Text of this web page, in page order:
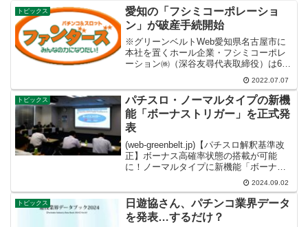
トピックス
愛知の「フシミコーポレーショ
ン」が破産手続開始
※グリーンベルトWeb愛知県名古屋市に
本社を置くホール企業・フシミコーポレ
ーション㈱（深谷友尋代表取締役）は6月
30日事業を停止し、破産手続開始申立の
準備に入ったと報じられています。負債
総額は関連会社2社（フロンヴィルテクノ
㈱、フロンヴィル...
2022.07.07
トピックス
パチスロ・ノーマルタイプの新機
能「ボーナストリガー」を正式発
表
(web-greenbelt.jp)【パチスロ解釈基準改
正】ボーナス高確率状態の搭載が可能
に！ノーマルタイプに新機能「ボーナス
トリガー」登場日工組と日電協は8月26
日、東京都台東区の日電協会議室で「新
しい遊技性のパチスロ」に関する記者会
見を...
2024.09.02
トピックス
日遊協さん、パチンコ業界データ
を発表…するだけ？